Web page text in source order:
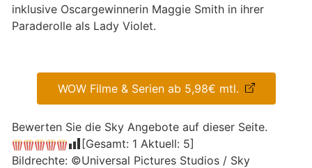
inklusive Oscargewinnerin Maggie Smith in ihrer
Paraderolle als Lady Violet.
WOW Filme & Serien ab 5,98€ mtl.
Bewerten Sie die Sky Angebote auf dieser Seite.
[Gesamt: 1 Aktuell: 5]
Bildrechte: ©Universal Pictures Studios / Sky